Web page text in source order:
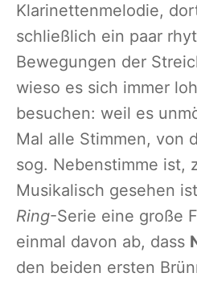
Klarinettenmelodie,
schließlich ein paar
Bewegungen der
wieso es sich immer
besuchen: weil es
Mal alle Stimmen, von
sog. Nebenstimme ist,
Musikalisch gesehen
Ring-Serie eine große
einmal davon ab, dass
den beiden ersten